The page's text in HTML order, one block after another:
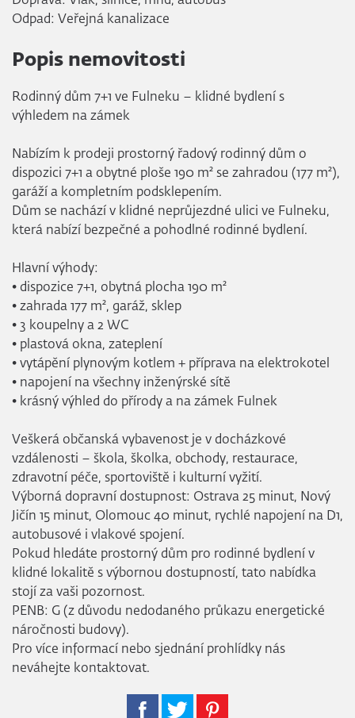
Odpad: Veřejná kanalizace
Popis nemovitosti
Rodinný dům 7+1 ve Fulneku – klidné bydlení s
výhledem na zámek
Nabízím k prodeji prostorný řadový rodinný dům o
dispozici 7+1 a obytné ploše 190 m² se zahradou (177 m²),
garáží a kompletním podsklepením.
Dům se nachází v klidné neprůjezdné ulici ve Fulneku,
která nabízí bezpečné a pohodlné rodinné bydlení.
Hlavní výhody:
• dispozice 7+1, obytná plocha 190 m²
• zahrada 177 m², garáž, sklep
• 3 koupelny a 2 WC
• plastová okna, zateplení
• vytápění plynovým kotlem + příprava na elektrokotel
• napojení na všechny inženýrské sítě
• krásný výhled do přírody a na zámek Fulnek
Veškerá občanská vybavenost je v docházkové
vzdálenosti – škola, školka, obchody, restaurace,
zdravotní péče, sportoviště i kulturní vyžití.
Výborná dopravní dostupnost: Ostrava 25 minut, Nový
Jičín 15 minut, Olomouc 40 minut, rychlé napojení na D1,
autobusové i vlakové spojení.
Pokud hledáte prostorný dům pro rodinné bydlení v
klidné lokalitě s výbornou dostupností, tato nabídka
stojí za vaši pozornost.
PENB: G (z důvodu nedodaného průkazu energetické
náročnosti budovy).
Pro více informací nebo sjednání prohlídky nás
neváhejte kontaktovat.